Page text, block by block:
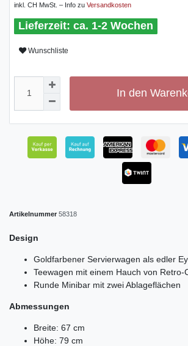
inkl. CH MwSt. – Info zu Versandkosten
ca. 1-2 Wochen
Wunschliste
In den
Artikelnummer 58318
Design
Goldfarbener Servierwagen als edler
Teewagen mit einem Hauch von Retro-
Runde Minibar mit zwei Ablageflächen
Abmessungen
Breite: 67 cm
Höhe: 79 cm